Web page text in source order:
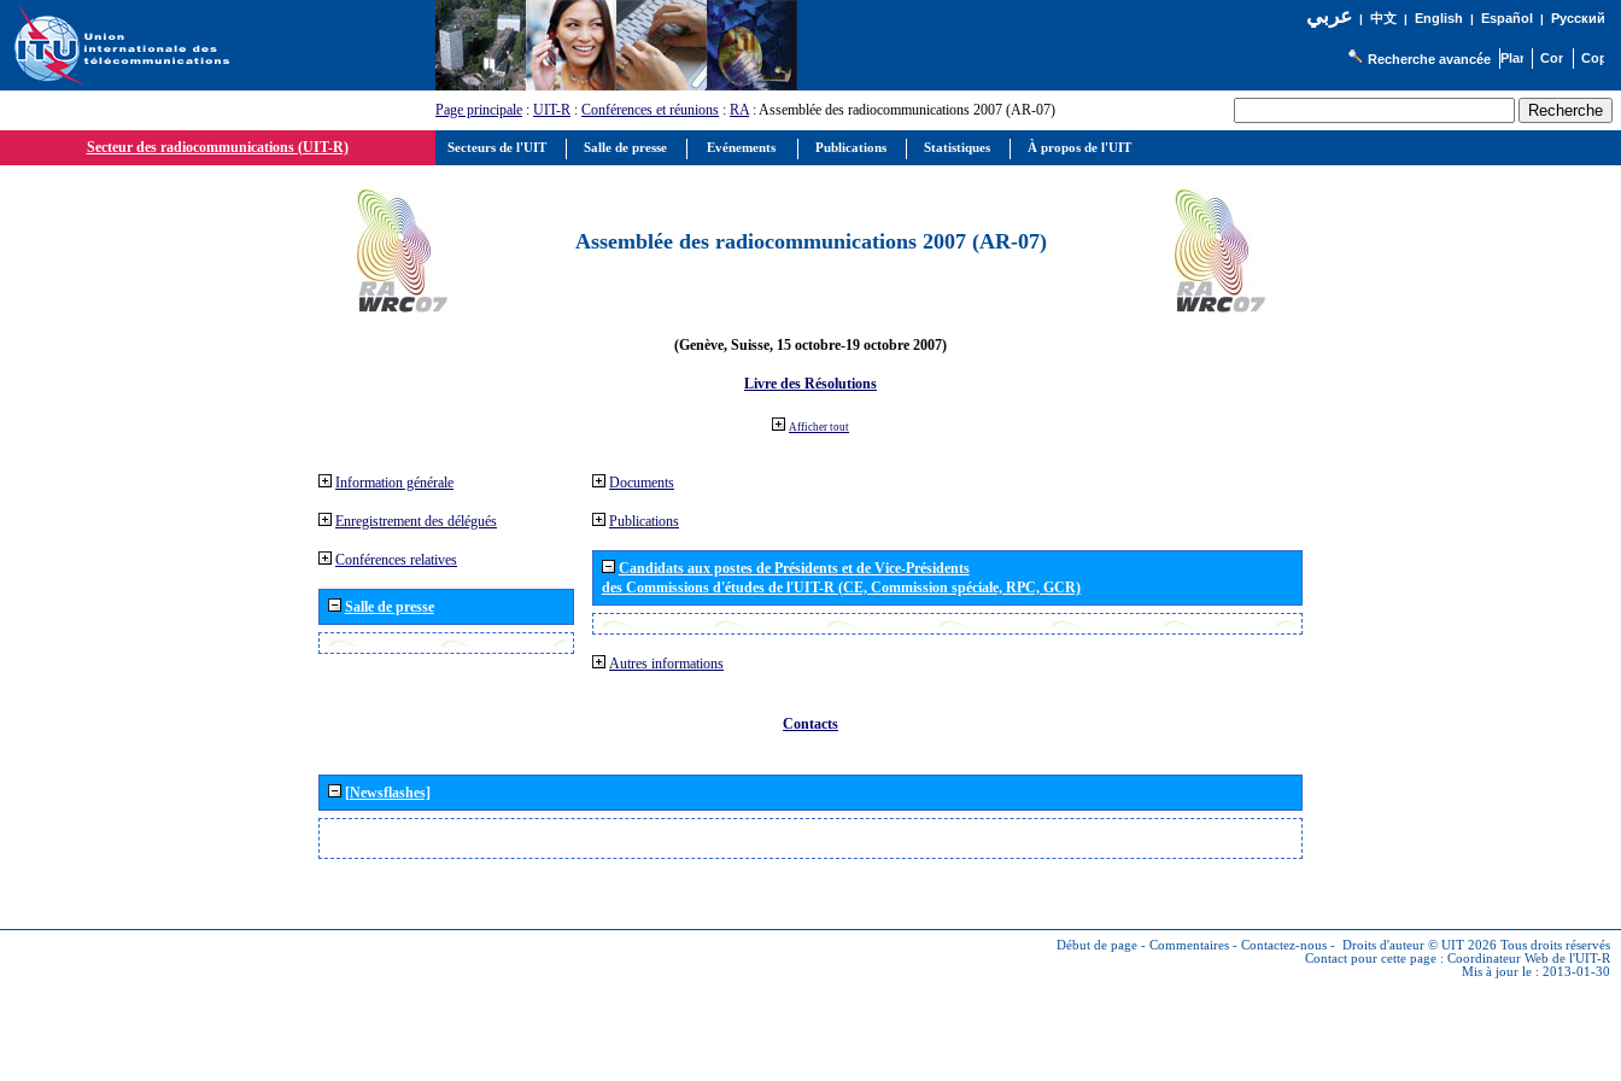
عربي| 中文| English | Español | Русский
Recherche avancée
Page principale : UIT-R : Conférences et réunions : RA: Assemblée des radiocommunications 2007 (AR-07)
Secteur des radiocommunications (UIT-R)
Assemblée des radiocommunications 2007 (AR-07)
(Genève, Suisse, 15 octobre-19 octobre 2007)
Livre des Résolutions
Afficher tout
Information générale
Enregistrement des délégués
Conférences relatives
Salle de presse
Documents
Publications
Candidats aux postes de Présidents et de Vice-Présidents
des Commissions d'études de l'UIT-R (CE, Commission spéciale, RPC, GCR)
Autres informations
Contacts
[Newsflashes]
Début de page - Commentaires - Contactez-nous - Droits d'auteur © UIT 2026 Tous droits réservés
Contact pour cette page : Coordinateur Web de l'UIT-R
Mis à jour le : 2013-01-30
Secteurs de l'UIT Salle de presse Evénements Publications Statistiques À propos de l'UIT